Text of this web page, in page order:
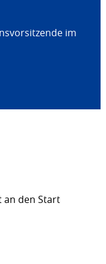
im
an den Start